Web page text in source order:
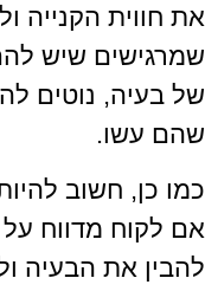
את חווית הקנייה
שמרגישים שיש
של בעיה, נוטים
שהם עשו.
כמו כן, חשוב
אם לקוח מדווח
להבין את הבעיה